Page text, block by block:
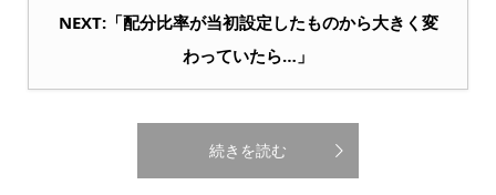
NEXT:「配分比率が当初設定したものから大きく変
わっていたら…」
続きを読む